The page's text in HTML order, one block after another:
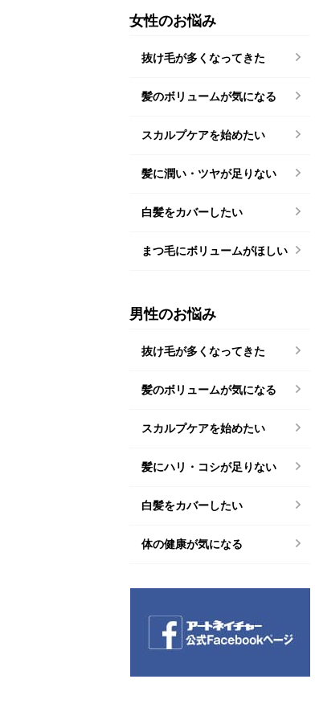
女性のお悩み
抜け毛が多くなってきた
髪のボリュームが気になる
スカルプケアを始めたい
髪に潤い・ツヤが足りない
白髪をカバーしたい
まつ毛にボリュームがほしい
男性のお悩み
抜け毛が多くなってきた
髪のボリュームが気になる
スカルプケアを始めたい
髪にハリ・コシが足りない
白髪をカバーしたい
体の健康が気になる